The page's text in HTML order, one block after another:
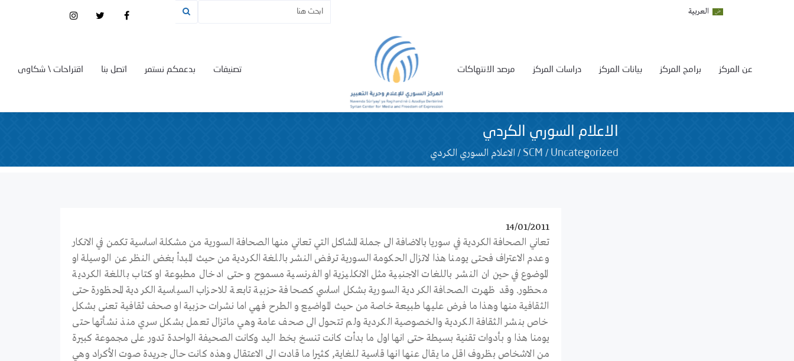
العربية
اقتراحات \ شكاوى اتصل بنا بدعمكم نستمر تصنيفات مرصد الانتهاكات دراسات المركز بيانات المركز برامج المركز عن المركز
الاعلام السوري الكردي
SCM / Uncategorized
/ الاعلام السوري الكردي
14/01/2011
تعاني الصحافة الكردية في سوريا بالاضافة الى جملة المشاكل التي تعاني منها الصحافة السورية من مشكلة اساسية تكمن في الانكار
وعدم الاعتراف فحتى يومنا هذا لاتزال الحكومة السورية ترفض النشر باللغة الكردية من حيث المبدأ بغض النظر عن الوسيلة او
الموضوع في حين ان النشر باللغات الاجنبية مثل الانكليزية او الفرنسية مسموح و حتى ادخال مطبوعة او كتاب باللغة الكردية
محظور. وقد ظهرت الصحافة الكردية السورية بشكل اساسي كصحافة حزبية تابعة للاحزاب السياسية الكردية المحظورة حتى
الثقافية منها وهذا ما فرض عليها طبيعة خاصة من حيث المواضيع و الطرح فهي اما نشرات حزبية او صحف ثقافية تعنى بشكل
خاص بنشر الثقافة الكردية والخصوصية الكردية ولم تتحول الى صحف عامة وهي ماتزال تعمل بشكل سري منذ نشأتها حتى
يومنا هذا و بأدوات تقنية بسيطة حتى انها اول ما بدأت كانت تنسخ بخط اليد وكانت الصحيفة الواحدة تدور على مجموعة كبيرة
من الاشخاص بظروف اقل ما يقال عنها انها قاسية للغاية, كثيرا ما قادت الى الاعتقال وهذه كانت حال جريدة صوت الأكراد وهي